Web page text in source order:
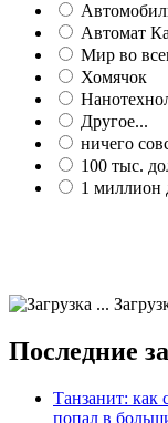
Автомат
Мир во
Хомячок
Другое...
ничего
100 тыс.
1 миллион
Последние
Танзанит:
попал в